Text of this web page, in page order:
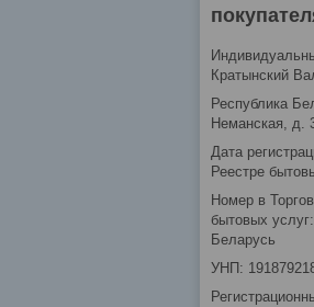
Кратынский
Республика
Неманская, д.
Дата
Реестре
Номер в
бытовых
Беларусь
УНП: